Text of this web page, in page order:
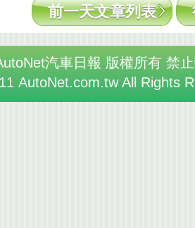
前一天文章列表
汽車日報 版權所有 禁
AutoNet.com.tw All Rights